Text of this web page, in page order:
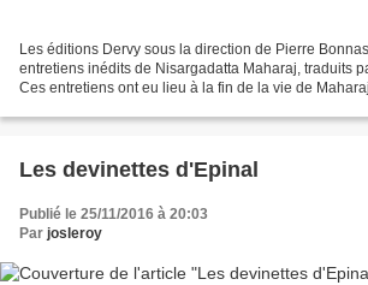
Les éditions Dervy sous la direction de Pierre
entretiens inédits de Nisargadatta Maharaj, traduits
Ces entretiens ont eu lieu à la fin de la vie de
Les devinettes d'Epinal
Publié le 25/11/2016 à 20:03
Par josleroy